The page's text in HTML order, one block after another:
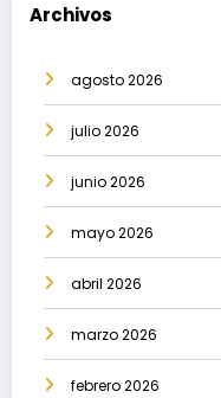
Archivos
agosto 2026
julio 2026
junio 2026
mayo 2026
abril 2026
marzo 2026
febrero 2026